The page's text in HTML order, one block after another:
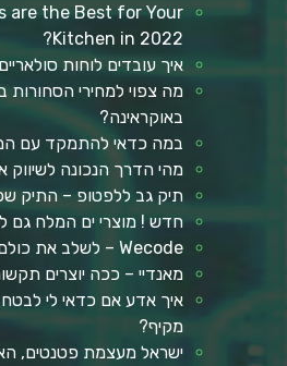
are the Best for Your
Kitchen in 2022?
איך עובדים לוחות סולאריים
מה צפוי למחירי
באוקראינה?
במה כדאי להתמקד עם
מהי הדרך הנכונה לשיווק
תיק גב ללפטופ – התיק
חדש ! מוצרי ים המלח גם
Wecode – לשלב את כולם בעולם ההייטק
מאנדיי – ככה יוצרים
איך אדע אם כדאי לי
מקיף?
ישראל מעצמת פטנטים,